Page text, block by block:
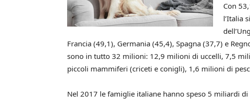
Con
l’Italia
Francia (49,1), Germania (45,4), Spagna (37,7) e
sono in tutto 32 milioni: 12,9 milioni di uccelli, 7,5
piccoli mammiferi (criceti e conigli), 1,6 milioni di
Nel 2017 le famiglie italiane hanno speso 5 miliardi